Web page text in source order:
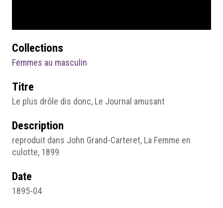
Collections
Femmes au masculin
Titre
Le plus drôle dis donc, Le Journal amusant
Description
reproduit dans John Grand-Carteret, La Femme en
culotte, 1899
Date
1895-04